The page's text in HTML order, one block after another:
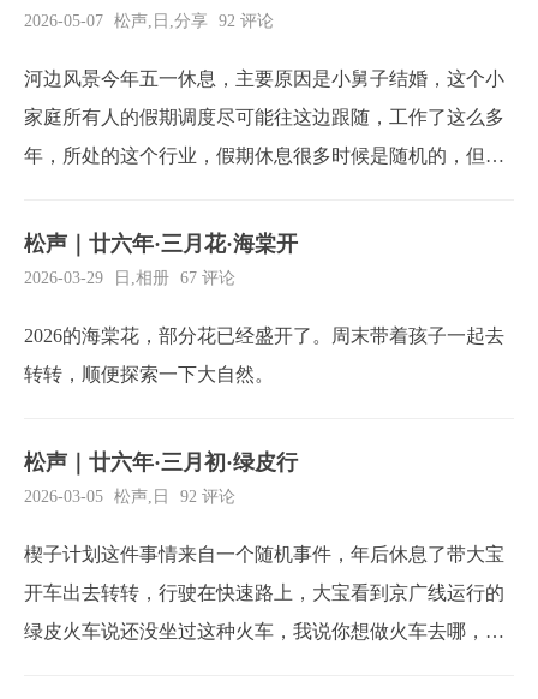
区足足逛了快两小时。原本计划的南街村、动物园都没来
两...
2026-05-07 松声, 日 ,分享 92 评论
河边风景今年五一休息，主要原因是小舅子结婚，这个小
家庭所有人的假期调度尽可能往这边跟随，工作了这么多
年，所处的这个行业，假期休息很多时候是随机的，但是
过河提，看到之前短视频平台有人发的河边风景，那唯美
味道，可惜去的时候已经临近结束了，找一些看的过去的
松声｜廿六年·三月花·海棠开
2026-03-29 日 ,相册 67 评论
2026的海棠花，部分花已经盛开了。周末带着孩子一起去
转转，顺便探索一下大自然。
松声｜廿六年·三月初·绿皮行
2026-03-05 松声, 日 92 评论
楔子计划这件事情来自一个随机事件，年后休息了带大宝
开车出去转转，行驶在快速路上，大宝看到京广线运行的
绿皮火车说还没坐过这种火车，我说你想做火车去哪，她